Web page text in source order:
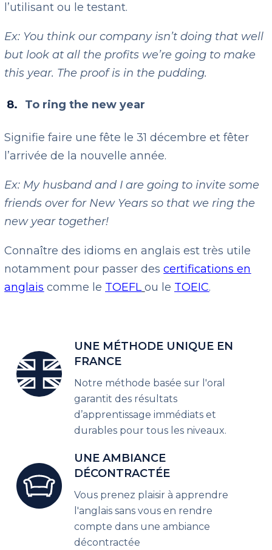
l’utilisant ou le testant.
Ex: You think our company isn’t doing that well
but look at all the profits we’re going to make
this year. The proof is in the pudding.
To ring the new year
Signifie faire une fête le 31 décembre et fêter
l’arrivée de la nouvelle année.
Ex: My husband and I are going to invite some
friends over for New Years so that we ring the
new year together!
Connaître des idioms en anglais est très utile
notamment pour passer descertifications en
anglais comme le TOEFL ou le TOEIC.
UNE MÉTHODE UNIQUE EN
FRANCE
Notre méthode basée sur l'oral
garantit des résultats
d’apprentissage immédiats et
durables pour tous les niveaux.
UNE AMBIANCE
DÉCONTRACTÉE
Vous prenez plaisir à apprendre
l'anglais sans vous en rendre
compte dans une ambiance
décontractée